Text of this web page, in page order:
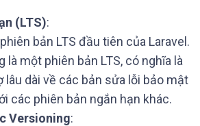
(LTS):
phiên bản LTS đầu tiên của Laravel.
là một phiên bản LTS, có nghĩa là
lâu dài về các bản sửa lỗi bảo mật
các phiên bản ngắn hạn khác.
Versioning: